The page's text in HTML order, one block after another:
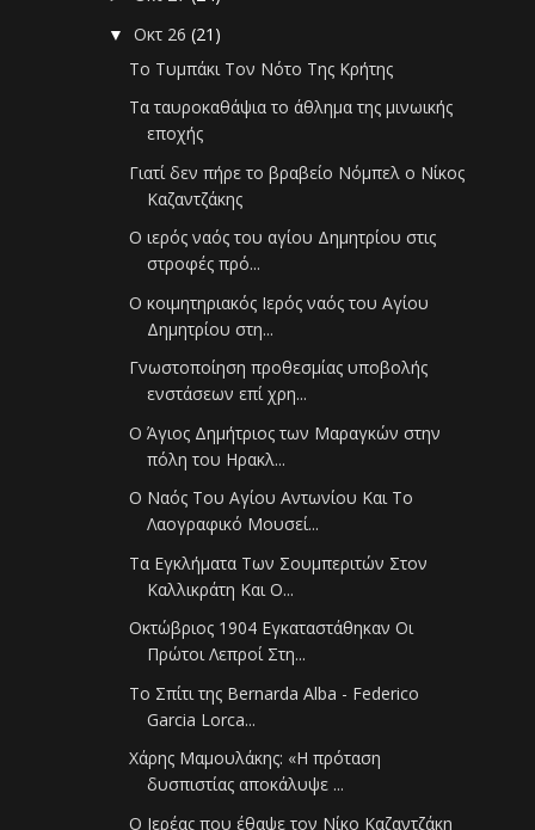
▼Οκτ 26(21)
Το Τυμπάκι Τον Νότο Της Κρήτης
Τα ταυροκαθάψια το άθλημα της μινωικής
εποχής
Γιατί δεν πήρε το βραβείο Νόμπελ ο Νίκος
Καζαντζάκης
Ο ιερός ναός του αγίου Δημητρίου στις
στροφές πρό...
Ο κοιμητηριακός Ιερός ναός του Αγίου
Δημητρίου στη...
Γνωστοποίηση προθεσμίας υποβολής
ενστάσεων επί χρη...
Ο Άγιος Δημήτριος των Μαραγκών στην
πόλη του Ηρακλ...
Ο Ναός Του Αγίου Αντωνίου Και Το
Λαογραφικό Μουσεί...
Τα Εγκλήματα Των Σουμπεριτών Στον
Καλλικράτη Και Ο...
Οκτώβριος 1904 Εγκαταστάθηκαν Οι
Πρώτοι Λεπροί Στη...
Το Σπίτι της Bernarda Alba - Federico
Garcia Lorca...
Χάρης Μαμουλάκης: «Η πρόταση
δυσπιστίας αποκάλυψε ...
Ο Ιερέας που έθαψε τον Νίκο Καζαντζάκη